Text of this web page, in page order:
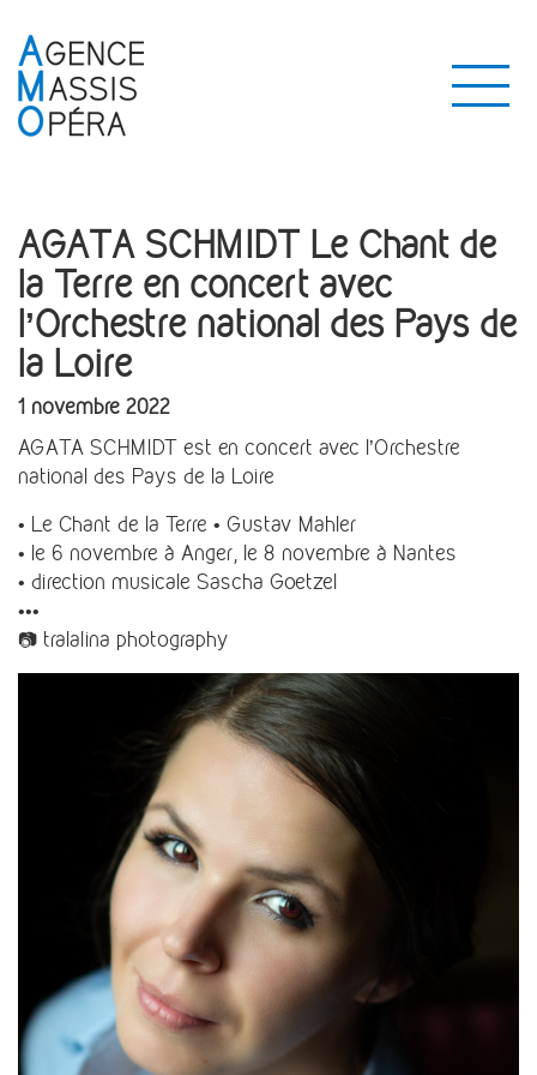
AGATA SCHMIDT Le Chant de
la Terre en concert avec
l’Orchestre national des Pays de
la Loire
1 novembre 2022
AGATA SCHMIDT est en concert avec l’Orchestre
national des Pays de la Loire
• Le Chant de la Terre • Gustav Mahler
• le 6 novembre à Anger, le 8 novembre à Nantes
• direction musicale Sascha Goetzel
•••
📷 tralalina photography